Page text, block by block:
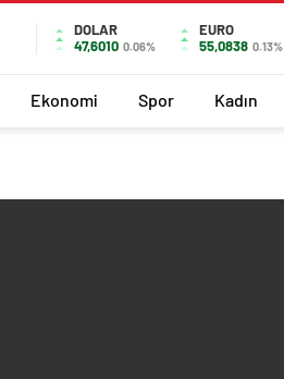
DOLAR
47,6010 0.06%
EURO
55,0838 0.13%
Ekonomi Spor Kadın